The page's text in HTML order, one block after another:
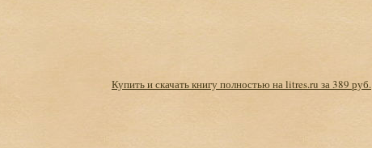
Купить и скачать книгу полностью на litres.ru за 389 руб.